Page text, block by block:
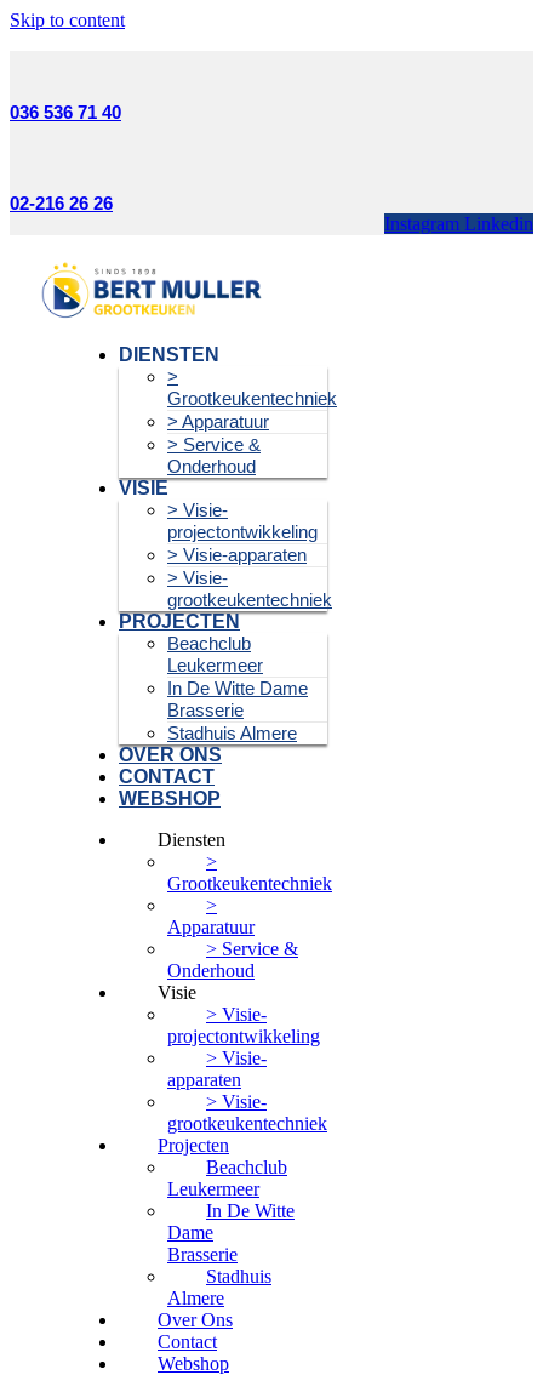
Skip to content
036 536 71 40
02-216 26 26
Instagram Linkedin
DIENSTEN
>
Grootkeukentechniek
> Apparatuur
> Service &
Onderhoud
VISIE
> Visie-
projectontwikkeling
> Visie-apparaten
> Visie-
grootkeukentechniek
PROJECTEN
Beachclub
Leukermeer
In De Witte Dame
Brasserie
Stadhuis Almere
OVER ONS
CONTACT
WEBSHOP
Diensten
>
Grootkeukentechniek
>
Apparatuur
> Service &
Onderhoud
Visie
> Visie-
projectontwikkeling
> Visie-
apparaten
> Visie-
grootkeukentechniek
Projecten
Beachclub
Leukermeer
In De Witte
Dame
Brasserie
Stadhuis
Almere
Over Ons
Contact
Webshop